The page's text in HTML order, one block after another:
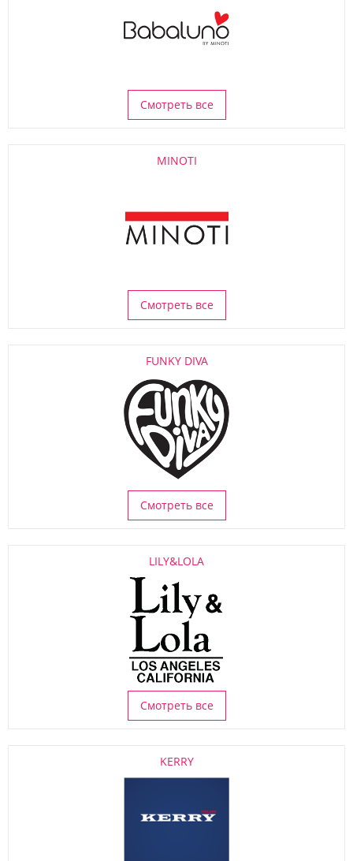
Смотреть все
MINOTI
Смотреть все
FUNKY DIVA
Смотреть все
LILY&LOLA
Смотреть все
KERRY